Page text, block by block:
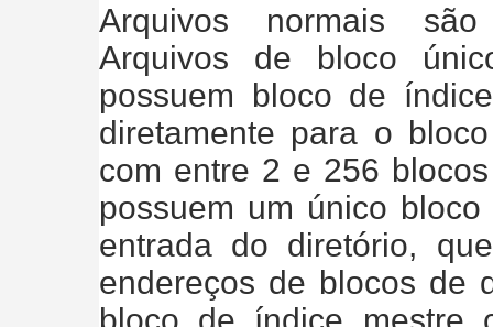
Arquivos normais são
Arquivos de bloco
possuem bloco de
diretamente para o
com entre 2 e 256
possuem um único
entrada do diretório,
endereços de blocos de
bloco de índice mestre